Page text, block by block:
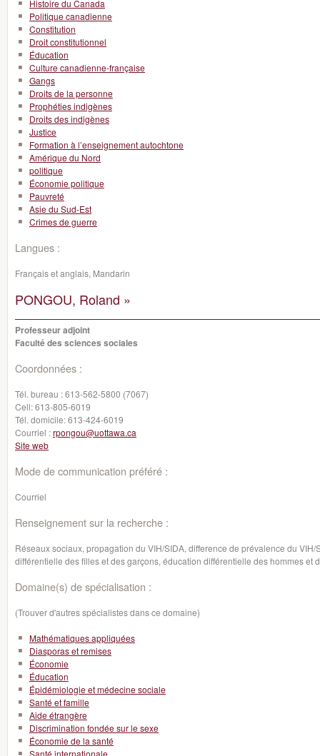
Histoire du Canada
Politique canadienne
Constitution
Droit constitutionnel
Éducation
Culture canadienne-française
Gangs
Droits de la personne
Prophéties indigènes
Droits des indigènes
Justice
Formation à l’enseignement autochtone
Amérique du Nord
politique
Économie politique
Pauvreté
Asie du Sud-Est
Crimes de guerre
Langues :
Français et anglais, Mandarin
PONGOU, Roland »
Professeur adjoint
Faculté des sciences sociales
Coordonnées :
Tél. bureau :613-562-5800 (7067)
Cell:613-805-6019
Tél. domicile:613-424-6019
Courriel :rpongou@uottawa.ca
Site web
Mode de communication préféré :
Courriel
Renseignement sur la recherche :
Réseaux sociaux, propagation du VIH/SIDA, difference de prévalence du
différentielle des filles et des garçons, éducation différentielle des hommes et
Domaine(s) de spécialisation :
(Trouver d'autres spécialistes dans ce domaine)
Mathématiques appliquées
Diasporas et remises
Économie
Éducation
Épidémiologie et médecine sociale
Santé et famille
Aide étrangère
Discrimination fondée sur le sexe
Économie de la santé
Santé internationale